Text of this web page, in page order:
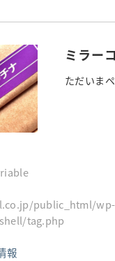
public_html/wp-
tag.php
報
ミラー
ただいま